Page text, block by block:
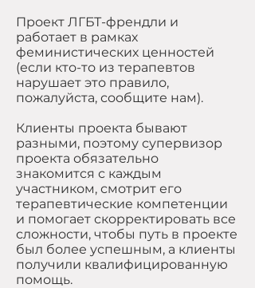
Проект ЛГБТ-френдли и
работает в рамках
феминистических ценностей
(если кто-то из терапевтов
нарушает это правило,
пожалуйста, сообщите нам).
Клиенты проекта бывают
разными, поэтому супервизор
проекта обязательно
знакомится с каждым
участником, смотрит его
терапевтические компетенции
и помогает скорректировать все
сложности, чтобы путь в проекте
был более успешным, а клиенты
получили квалифицированную
помощь.